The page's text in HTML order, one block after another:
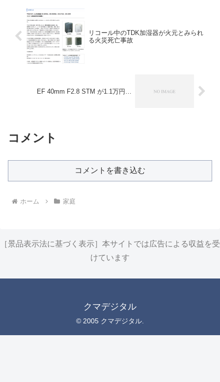
リコール中のTDK加湿器が火元とみられ
る火災死亡事故
EF 40mm F2.8 STM が1.1万円…
コメント
コメントを書き込む
ホーム 家庭
［景品表示法に基づく表示］本サイトでは広告による収益を受
けています
クマデジタル
© 2005 クマデジタル.